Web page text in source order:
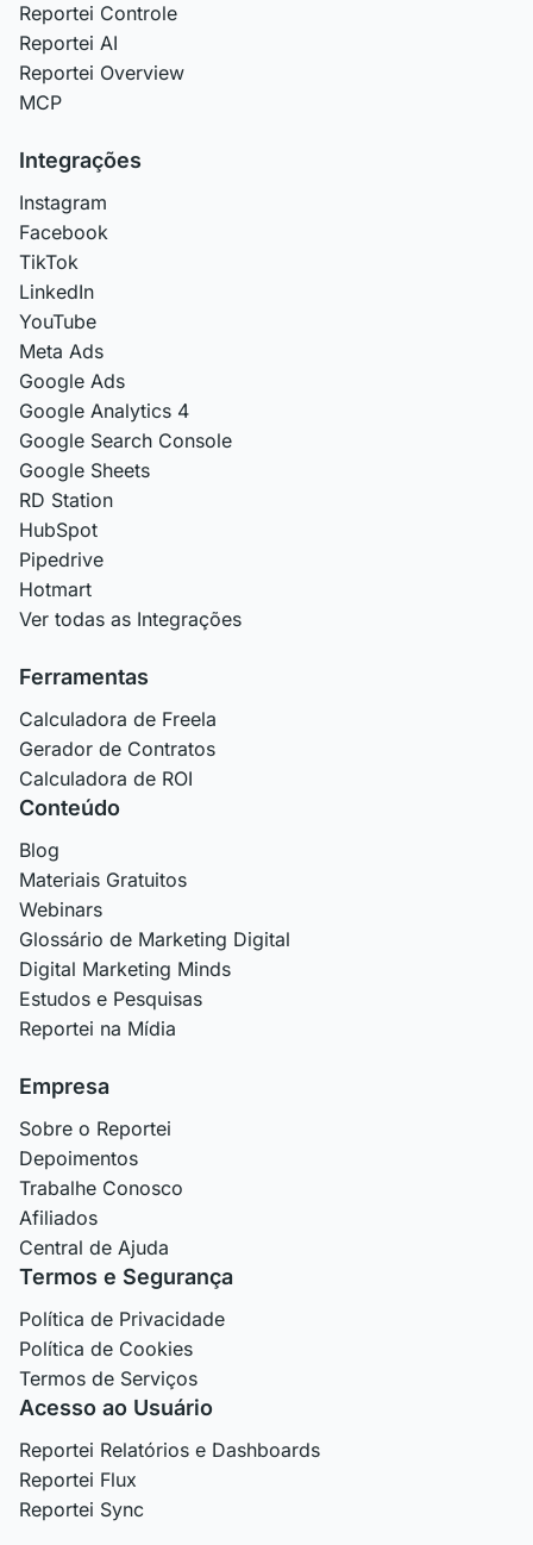
Reportei Controle
Reportei AI
Reportei Overview
MCP
Integrações
Instagram
Facebook
TikTok
LinkedIn
YouTube
Meta Ads
Google Ads
Google Analytics 4
Google Search Console
Google Sheets
RD Station
HubSpot
Pipedrive
Hotmart
Ver todas as Integrações
Ferramentas
Calculadora de Freela
Gerador de Contratos
Calculadora de ROI
Conteúdo
Blog
Materiais Gratuitos
Webinars
Glossário de Marketing Digital
Digital Marketing Minds
Estudos e Pesquisas
Reportei na Mídia
Empresa
Sobre o Reportei
Depoimentos
Trabalhe Conosco
Afiliados
Central de Ajuda
Termos e Segurança
Política de Privacidade
Política de Cookies
Termos de Serviços
Acesso ao Usuário
Reportei Relatórios e Dashboards
Reportei Flux
Reportei Sync